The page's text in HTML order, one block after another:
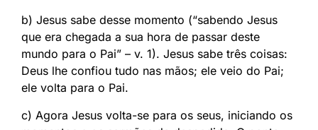
b) Jesus sabe desse momento (“sabendo Jesus
que era chegada a sua hora de passar deste
mundo para o Pai” – v. 1). Jesus sabe três coisas:
Deus lhe confiou tudo nas mãos; ele veio do Pai;
ele volta para o Pai.
c) Agora Jesus volta-se para os seus, iniciando os